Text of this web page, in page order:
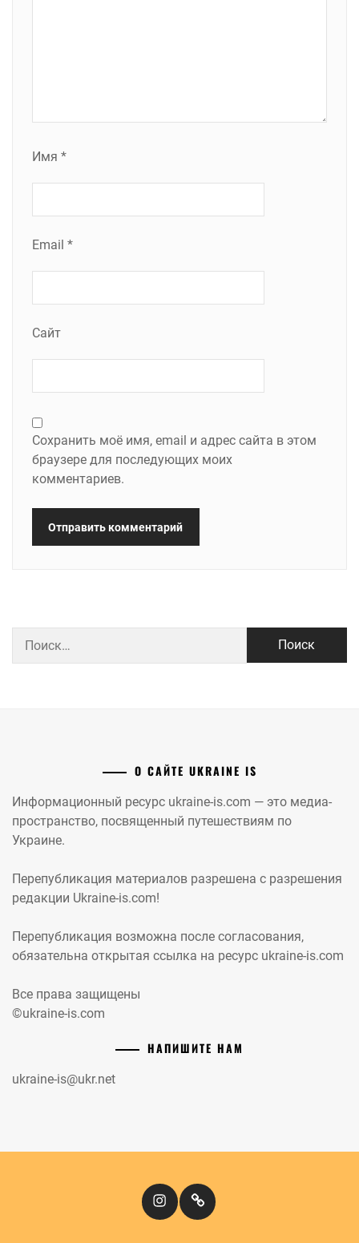
Имя *
Email *
Сайт
Сохранить моё имя, email и адрес сайта в этом
браузере для последующих моих
комментариев.
О САЙТЕ UKRAINE IS
Информационный ресурс ukraine-is.com — это медиа-
пространство, посвященный путешествиям по
Украине.
Перепубликация материалов разрешена с разрешения
редакции Ukraine-is.com!
Перепубликация возможна после согласования,
обязательна открытая ссылка на ресурс ukraine-is.com
Все права защищены
©ukraine-is.com
НАПИШИТЕ НАМ
ukraine-is@ukr.net
InstagramКіномандри